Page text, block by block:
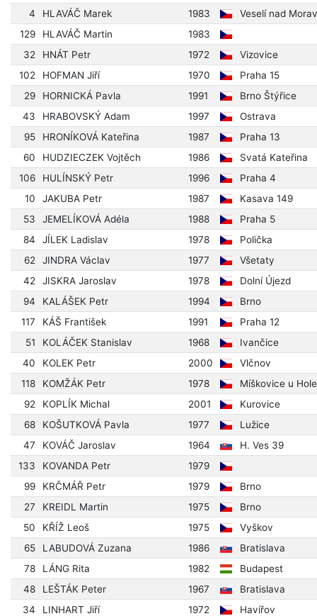
4
HLAVÁČ Marek 1983
Veselí nad
129
HLAVÁČ Martin
1983
32
HNÁT Petr 1972
Vizovice
102
HOFMAN Jiří 1970
Praha 15
29
HORNICKÁ Pavla 1991
Brno Štýřice
43
HRABOVSKÝ Adam 1997
Ostrava
95
HRONÍKOVÁ Kateřina 1987
Praha 13
60
HUDZIECZEK Vojtěch 1986
Svatá Kateřina
106
HULÍNSKÝ Petr 1996
Praha 4
10
JAKUBA Petr 1987
Kasava 149
53
JEMELÍKOVÁ Adéla 1988
Praha 5
84
JÍLEK Ladislav 1978
Polička
62
JINDRA Václav 1977
Všetaty
42
JISKRA Jaroslav 1978
Dolní Újezd
94
KALÁŠEK Petr 1994
Brno
117
KÁŠ František 1991
Praha 12
51
KOLÁČEK Stanislav 1968
Ivančice
40
KOLEK Petr 2000
Vlčnov
118
KOMŽÁK Petr 1978
Míškovice u
92
KOPLÍK Michal 2001
Kurovice
68
KOŠUTKOVÁ Pavla 1977
Lužice
47
KOVÁČ Jaroslav 1964
H. Ves 39
133
KOVANDA Petr
1979
99
KRČMÁŘ Petr 1979
Brno
27
KREIDL Martin 1975
Brno
50
KŘÍŽ Leoš 1975
Vyškov
65
LABUDOVÁ Zuzana 1986
Bratislava
78
LÁNG Rita 1982
Budapest
48
LEŠTÁK Peter 1967
Bratislava
34
LINHART Jiří 1972
Havířov